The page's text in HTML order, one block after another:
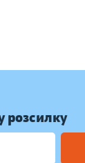
розсилку